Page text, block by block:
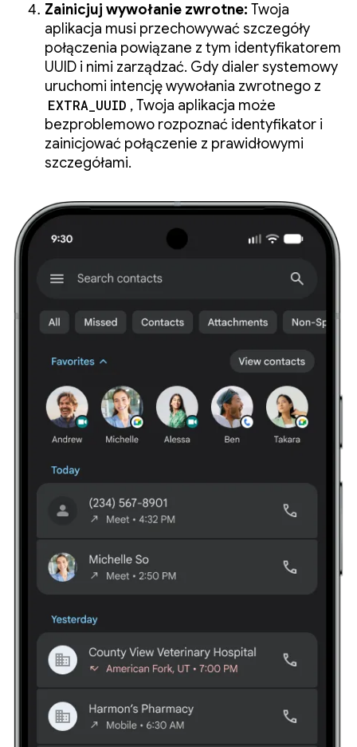
Zainicjuj wywołanie zwrotne: Twoja
aplikacja musi przechowywać szczegóły
połączenia powiązane z tym identyfikatorem
UUID i nimi zarządzać. Gdy dialer systemowy
uruchomi intencję wywołania zwrotnego z
EXTRA_UUID , Twoja aplikacja może
bezproblemowo rozpoznać identyfikator i
zainicjować połączenie z prawidłowymi
szczegółami.